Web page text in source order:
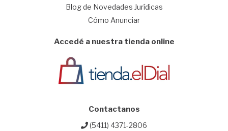
Blog de Novedades Jurídicas
Cómo Anunciar
Accedé a nuestra tienda online
Contactanos
(5411) 4371-2806